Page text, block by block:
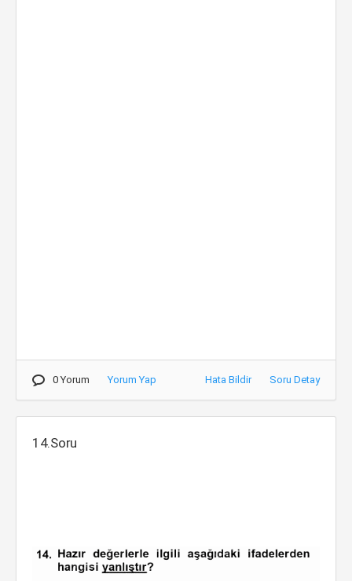
0 Yorum Yorum Yap Hata Bildir Soru Detay
14.Soru